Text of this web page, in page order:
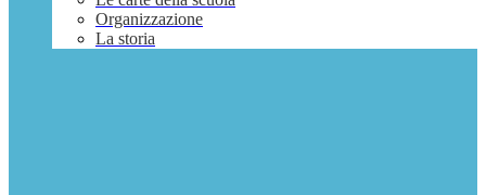
Organizzazione
La storia